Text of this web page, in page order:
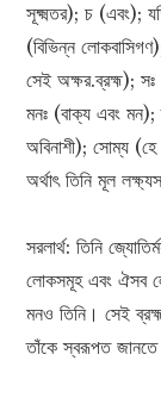
সূক্ষ্মতর); চ (এবং);
(বিভিন্ন
সেই অক্ষর.ব্রহ্ম);
মনঃ (বাক্য এবং
অবিনাশী); সোম্য
অর্থাৎ তিনি মূল
সরলার্থ: তিনি
লোকসমূহ এবং ঐসব
মনও তিনি। সেই
তাঁকে স্বরূপত জানতে